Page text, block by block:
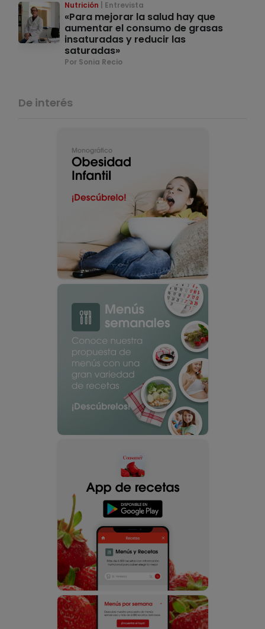
Nutrición Entrevista
«Para mejorar la salud hay que
aumentar el consumo de grasas
insaturadas y reducir las
saturadas»
Por Sonia Recio
De interés